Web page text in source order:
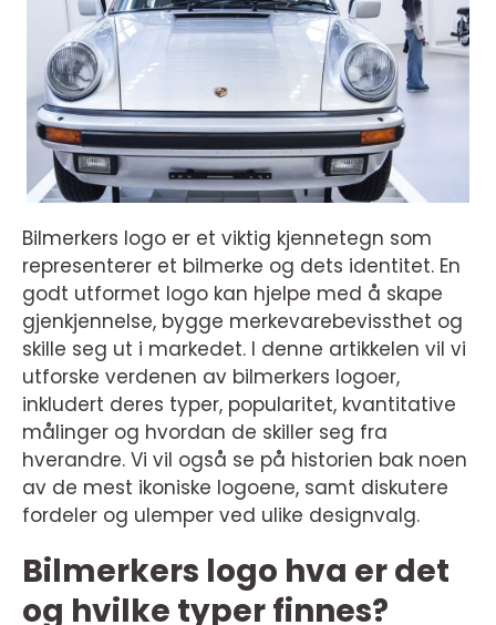
Bilmerkers logo er et viktig kjennetegn som
representerer et bilmerke og dets identitet. En
godt utformet logo kan hjelpe med å skape
gjenkjennelse, bygge merkevarebevissthet og
skille seg ut i markedet. I denne artikkelen vil vi
utforske verdenen av bilmerkers logoer,
inkludert deres typer, popularitet, kvantitative
målinger og hvordan de skiller seg fra
hverandre. Vi vil også se på historien bak noen
av de mest ikoniske logoene, samt diskutere
fordeler og ulemper ved ulike designvalg.
Bilmerkers logo hva er det
og hvilke typer finnes?